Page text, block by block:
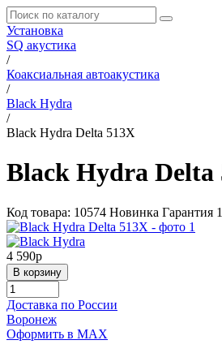
Установка
SQ акустика
/
Коаксиальная автоакустика
/
Black Hydra
/
Black Hydra Delta 513X
Black Hydra Delta
Код товара: 10574 Новинка Гарантия
4 590p
Доставка по России
Воронеж
Оформить в МАХ